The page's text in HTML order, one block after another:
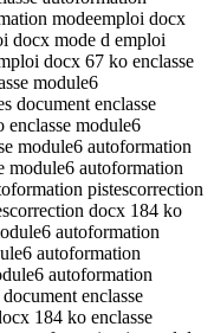
modeemploi docx
docx mode d emploi
docx 67 ko enclasse
module6
document enclasse
module6
module6 autoformation
module6 autoformation
pistescorrection
docx 184 ko
autoformation
autoformation
autoformation
enclasse
184 ko enclasse